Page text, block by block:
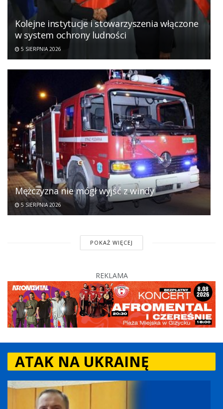
Kolejne instytucje i stowarzyszenia włączone
w system ochrony ludności
5 SIERPNIA 2026
Mężczyzna nie mógł wyjść z windy
5 SIERPNIA 2026
POKAŻ WIĘCEJ
REKLAMA
ATAK NA UKRAINĘ